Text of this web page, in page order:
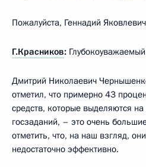
Пожалуйста, Геннадий
Г.Красников:
Дмитрий Николаевич
отметил, что примерно 43
средств, которые выделяются
госзаданий, – это очень
отметить, что, на наш взгляд,
недостаточно эффективно.